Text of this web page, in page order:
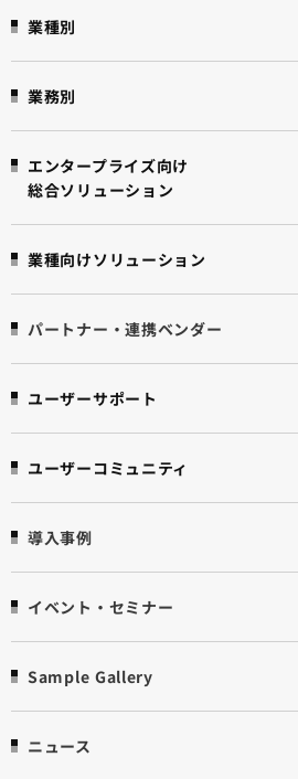
業種別
業務別
エンタープライズ向け
総合ソリューション
業種向けソリューション
パートナー・連携ベンダー
ユーザーサポート
ユーザーコミュニティ
導入事例
イベント・セミナー
Sample Gallery
ニュース